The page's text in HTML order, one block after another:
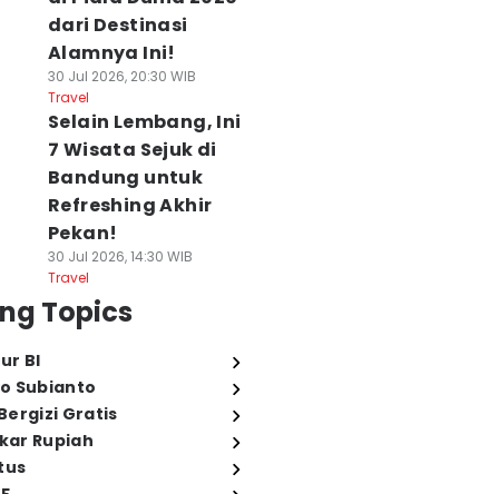
dari Destinasi
Alamnya Ini!
30 Jul 2026, 20:30 WIB
Travel
Selain Lembang, Ini
7 Wisata Sejuk di
Bandung untuk
Refreshing Akhir
Pekan!
30 Jul 2026, 14:30 WIB
Travel
Topics
BI
Subianto
Gratis
Rupiah